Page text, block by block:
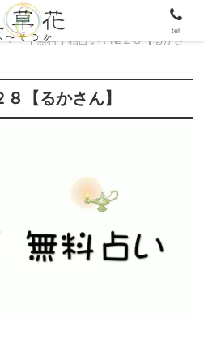
無料手相占い！№２８【るかさ
【るかさん】
tel